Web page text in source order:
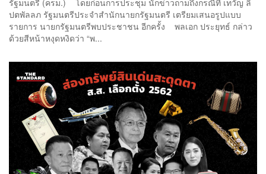
ปตพัลลภ รัฐมนตรีประจำสำนักนายกรัฐมนตรี เตรียมเสนอรูปแบบ
รายการ นายกรัฐมนตรีพบประชาชน อีกครั้ง พลเอก ประยุทธ์ กล่าว
ด้วยสีหน้าหงุดหงิดว่า “พ...